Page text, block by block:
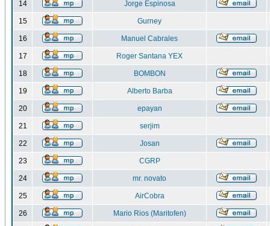
14 Jorge Espinosa
15 Gurney
16 Manuel Cabrales
17 Roger Santana YEX
18 BOMBON
19 Alberto Barba
20 epayan
21 serjim
22 Josan
23 CGRP
24 mr. novato
25 AirCobra
26 Mario Rios (Maritofen)